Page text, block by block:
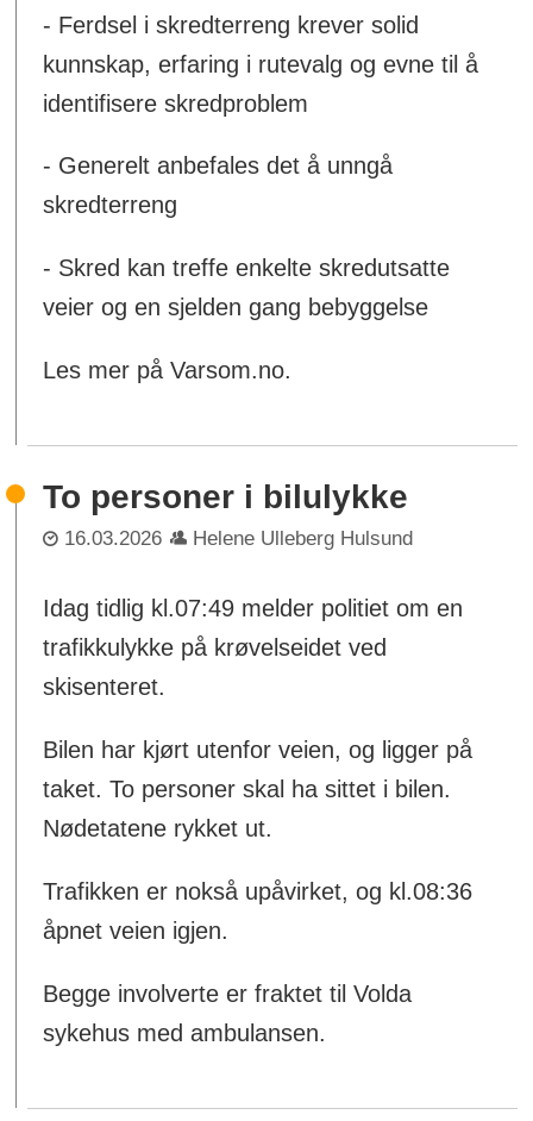
- Ferdsel i skredterreng krever solid
kunnskap, erfaring i rutevalg og evne til å
identifisere skredproblem
- Generelt anbefales det å unngå
skredterreng
- Skred kan treffe enkelte skredutsatte
veier og en sjelden gang bebyggelse
Les mer på Varsom.no.
To personer i bilulykke
16.03.2026 Helene Ulleberg Hulsund
Idag tidlig kl.07:49 melder politiet om en
trafikkulykke på krøvelseidet ved
skisenteret.
Bilen har kjørt utenfor veien, og ligger på
taket. To personer skal ha sittet i bilen.
Nødetatene rykket ut.
Trafikken er nokså upåvirket, og kl.08:36
åpnet veien igjen.
Begge involverte er fraktet til Volda
sykehus med ambulansen.